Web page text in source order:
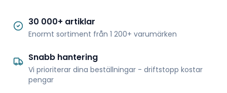
30 000+ artiklar
Enormt sortiment från 1 200+ varumärken
Snabb hantering
Vi prioriterar dina beställningar - driftstopp kostar
pengar